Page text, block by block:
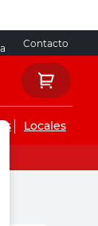
Contacto
Locales